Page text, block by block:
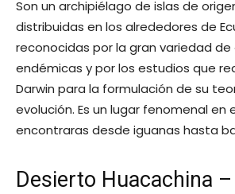
Son un archipiélago de islas de
distribuidas en los alrededores de
reconocidas por la gran variedad de
endémicas y por los estudios que
Darwin para la formulación de su
evolución. Es un lugar fenomenal en
encontraras desde iguanas hasta
Desierto Huacachina